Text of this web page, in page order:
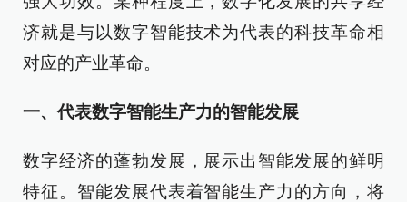
济就是与以数字智能技术为代表的科技革命相
对应的产业革命。
一、代表数字智能生产力的智能发展
数字经济的蓬勃发展，展示出智能发展的鲜明
特征。智能发展代表着智能生产力的方向，将